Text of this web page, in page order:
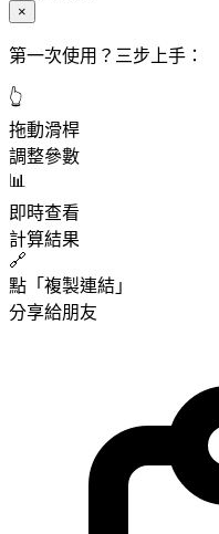
×
第一次使用？三步上手：
👆
拖動滑桿
調整參數
📊
即時查看
計算結果
🔗
點「複製連結」
分享給朋友